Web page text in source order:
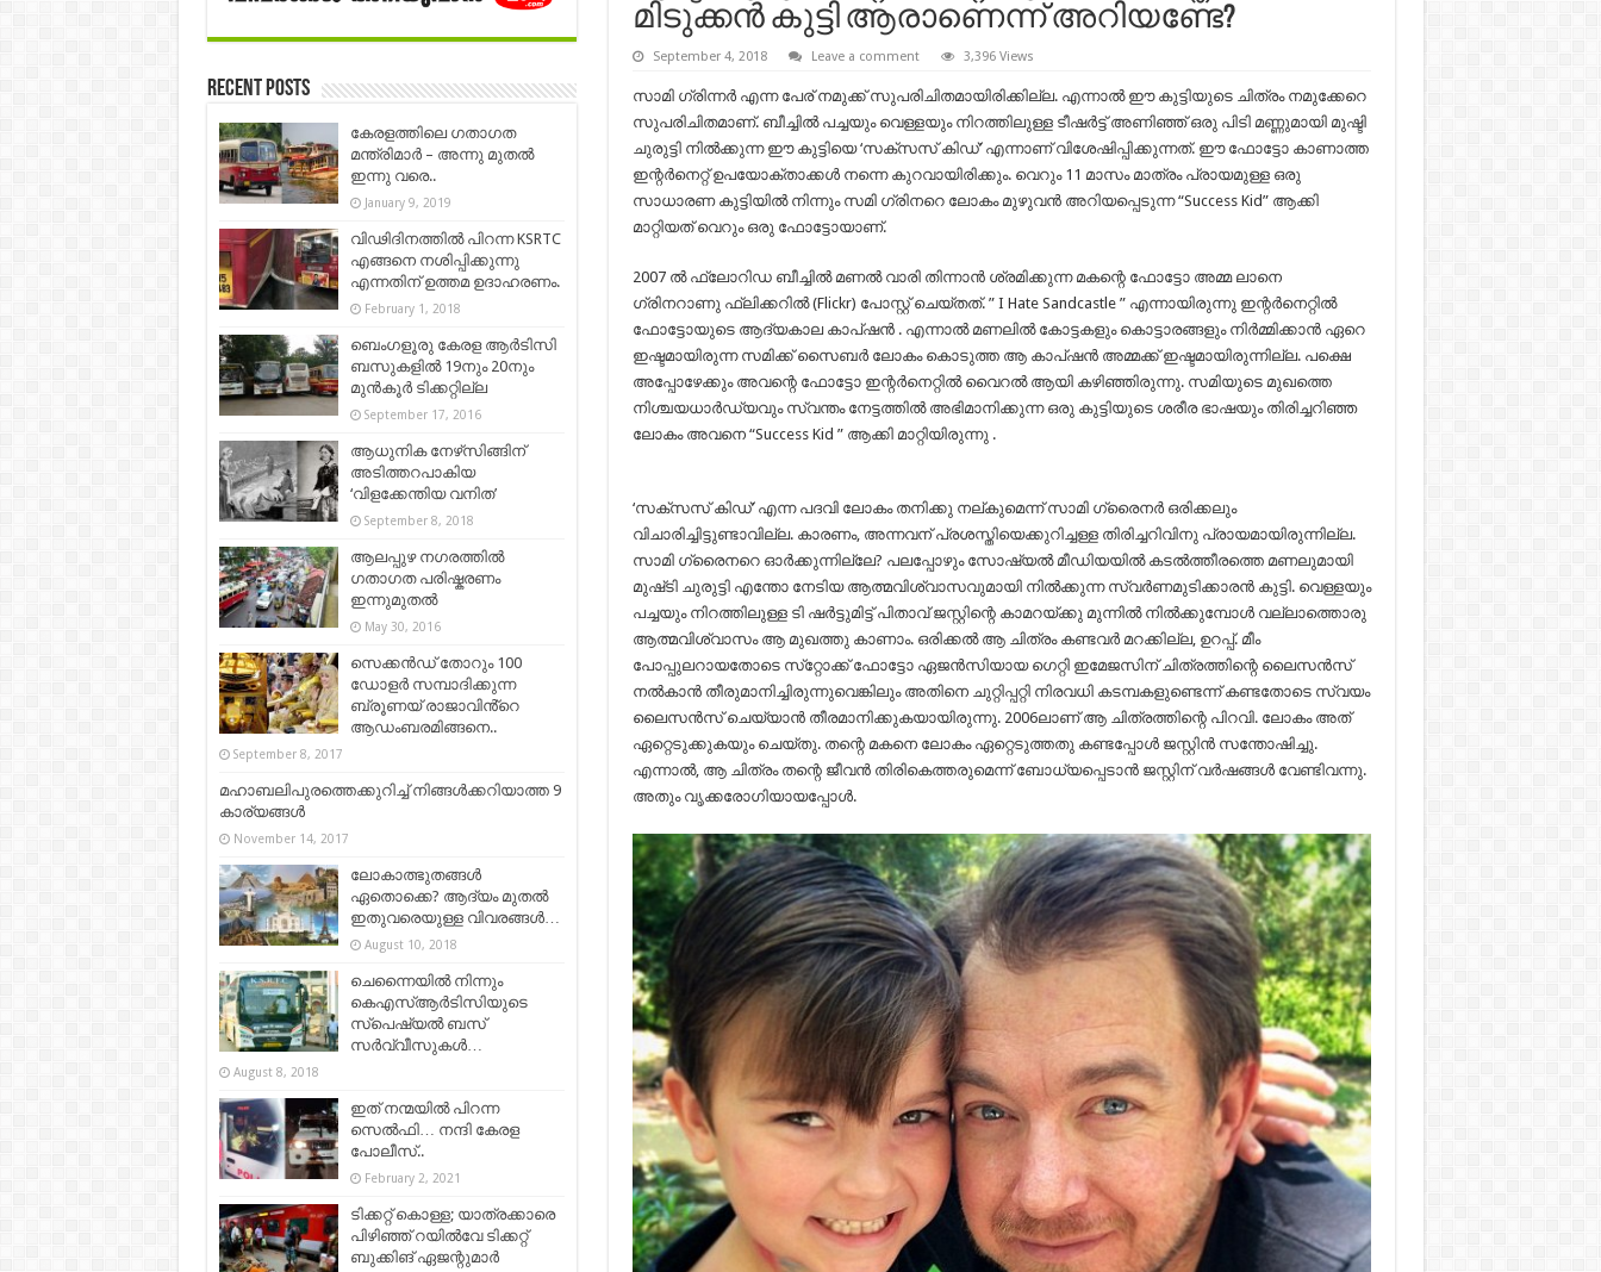
മിടുക്കൻ കുട്ടി ആരാണെന്ന് അറിയണ്ടേ?
September 4, 2018 Leave a comment 3,396 Views
സാമി ഗ്രിന്നർ എന്ന പേര് നമുക്ക് സുപരിചിതമായിരിക്കില്ല. എന്നാൽ ഈ കുട്ടിയുടെ ചിത്രം നമുക്കേറെ
സുപരിചിതമാണ്. ബീച്ചിൽ പച്ചയും വെള്ളയും നിറത്തിലുള്ള ടീഷർട്ട് അണിഞ്ഞ് ഒരു പിടി മണ്ണുമായി മുഷ്ടി
ചുരുട്ടി നിൽക്കുന്ന ഈ കുട്ടിയെ ‘സക്‌സസ് കിഡ്’ എന്നാണ് വിശേഷിപ്പിക്കുന്നത്. ഈ ഫോട്ടോ കാണാത്ത
ഇന്റർനെറ്റ്‌ ഉപയോക്താക്കൾ നന്നെ കുറവായിരിക്കും. വെറും 11 മാസം മാത്രം പ്രായമുള്ള ഒരു
സാധാരണ കുട്ടിയിൽ നിന്നും സമി ഗ്രിനറെ ലോകം മുഴുവൻ അറിയപ്പെടുന്ന “Success Kid” ആക്കി
മാറ്റിയത് വെറും ഒരു ഫോട്ടോയാണ്.
2007 ൽ ഫ്ലോറിഡ ബീച്ചിൽ മണൽ വാരി തിന്നാൻ ശ്രമിക്കുന്ന മകന്റെ ഫോട്ടോ അമ്മ ലാനെ
ഗ്രിനറാണു ഫ്ലിക്കറിൽ (Flickr) പോസ്റ്റ്‌ ചെയ്തത്. ” I Hate Sandcastle ” എന്നായിരുന്നു ഇന്റർനെറ്റിൽ
ഫോട്ടോയുടെ ആദ്യകാല കാപ്ഷൻ . എന്നാൽ മണലിൽ കോട്ടകളും കൊട്ടാരങ്ങളും നിർമ്മിക്കാൻ ഏറെ
ഇഷ്ടമായിരുന്ന സമിക്ക്‌ സൈബർ ലോകം കൊടുത്ത ആ കാപ്ഷൻ അമ്മക്ക്‌ ഇഷ്ടമായിരുന്നില്ല. പക്ഷെ
അപ്പോഴേക്കും അവന്റെ ഫോട്ടോ ഇന്റർനെറ്റിൽ വൈറൽ ആയി കഴിഞ്ഞിരുന്നു. സമിയുടെ മുഖത്തെ
നിശ്ചയധാർഡ്യവും സ്വന്തം നേട്ടത്തിൽ അഭിമാനിക്കുന്ന ഒരു കുട്ടിയുടെ ശരീര ഭാഷയും തിരിച്ചറിഞ്ഞ
ലോകം അവനെ “Success Kid ” ആക്കി മാറ്റിയിരുന്നു .
‘സക്സസ് കിഡ്’ എന്ന പദവി ലോകം തനിക്കു നല്കുമെന്ന് സാമി ഗ്രൈനർ ഒരിക്കലും
വിചാരിച്ചിട്ടുണ്ടാവില്ല. കാരണം, അന്നവന് പ്രശസ്തിയെക്കുറിച്ചള്ള തിരിച്ചറിവിനു പ്രായമായിരുന്നില്ല.
സാമി ഗ്രൈനറെ ഓർക്കുന്നില്ലേ? പലപ്പോഴും സോഷ്യൽ മീഡിയയിൽ കടൽത്തീരത്തെ മണലുമായി
മുഷ്‌ടി ചുരുട്ടി എന്തോ നേടിയ ആത്മവിശ്വാസവുമായി നിൽക്കുന്ന സ്വർണമുടിക്കാരൻ കുട്ടി. വെള്ളയും
പച്ചയും നിറത്തിലുള്ള ടി ഷർട്ടുമിട്ട് പിതാവ് ജസ്റ്റിന്റെ കാമറയ്ക്കു മുന്നിൽ നിൽക്കുമ്പോൾ വല്ലാത്തൊരു
ആത്മവിശ്വാസം ആ മുഖത്തു കാണാം. ഒരിക്കൽ ആ ചിത്രം കണ്ടവർ മറക്കില്ല, ഉറപ്പ്. മീം
പോപ്പുലറായതോടെ സ്‌റ്റോക്ക് ഫോട്ടോ ഏജൻസിയായ ഗെറ്റി ഇമേജസിന് ചിത്രത്തിന്റെ ലൈസൻസ്
നൽകാൻ തീരുമാനിച്ചിരുന്നുവെങ്കിലും അതിനെ ചുറ്റിപ്പറ്റി നിരവധി കടമ്പകളുണ്ടെന്ന് കണ്ടതോടെ സ്വയം
ലൈസൻസ് ചെയ്യാൻ തീരമാനിക്കുകയായിരുന്നു. 2006ലാണ് ആ ചിത്രത്തിന്റെ പിറവി. ലോകം അത്
ഏറ്റെടുക്കുകയും ചെയ്തു. തന്റെ മകനെ ലോകം ഏറ്റെടുത്തതു കണ്ടപ്പോൾ ജസ്റ്റിൻ സന്തോഷിച്ചു.
എന്നാൽ, ആ ചിത്രം തന്റെ ജീവൻ തിരികെത്തരുമെന്ന് ബോധ്യപ്പെടാൻ ജസ്റ്റിന് വർഷങ്ങൾ വേണ്ടിവന്നു.
അതും വൃക്കരോഗിയായപ്പോൾ.
Recent Posts
കേരളത്തിലെ ഗതാഗത
മന്ത്രിമാർ – അന്നു മുതൽ
ഇന്നു വരെ..
January 9, 2019
വിഢിദിനത്തിൽ പിറന്ന KSRTC
എങ്ങനെ നശിപ്പിക്കുന്നു
എന്നതിന് ഉത്തമ ഉദാഹരണം.
February 1, 2018
ബെംഗളൂരു കേരള ആർടിസി
ബസുകളിൽ 19നും 20നും
മുൻകൂർ ടിക്കറ്റില്ല
September 17, 2016
ആധുനിക നേഴ്‌സിങ്ങിന്‌
അടിത്തറപാകിയ
‘വിളക്കേന്തിയ വനിത’
September 8, 2018
ആലപ്പുഴ നഗരത്തിൽ
ഗതാഗത പരിഷ്കരണം
ഇന്നുമുതൽ
May 30, 2016
സെക്കൻഡ് തോറും 100
ഡോളര്‍ സമ്പാദിക്കുന്ന
ബ്രൂണയ് രാജാവിൻ്റെ
ആഡംബരമിങ്ങനെ..
September 8, 2017
മഹാബലിപുരത്തെക്കുറിച്ച്‌ നിങ്ങള്‍ക്കറിയാത്ത 9
കാര്യങ്ങള്‍
November 14, 2017
ലോകാത്ഭുതങ്ങൾ
ഏതൊക്കെ? ആദ്യം മുതൽ
ഇതുവരെയുള്ള വിവരങ്ങൾ…
August 10, 2018
ചെന്നൈയിൽ നിന്നും
കെഎസ്ആർടിസിയുടെ
സ്പെഷ്യൽ ബസ്
സർവ്വീസുകൾ…
August 8, 2018
ഇത് നന്മയിൽ പിറന്ന
സെൽഫി… നന്ദി കേരള
പോലീസ്..
February 2, 2021
ടിക്കറ്റ് കൊള്ള; യാത്രക്കാരെ
പിഴിഞ്ഞ് റയില്‍വേ ടിക്കറ്റ്
ബുക്കിങ് ഏജന്റുമാര്‍